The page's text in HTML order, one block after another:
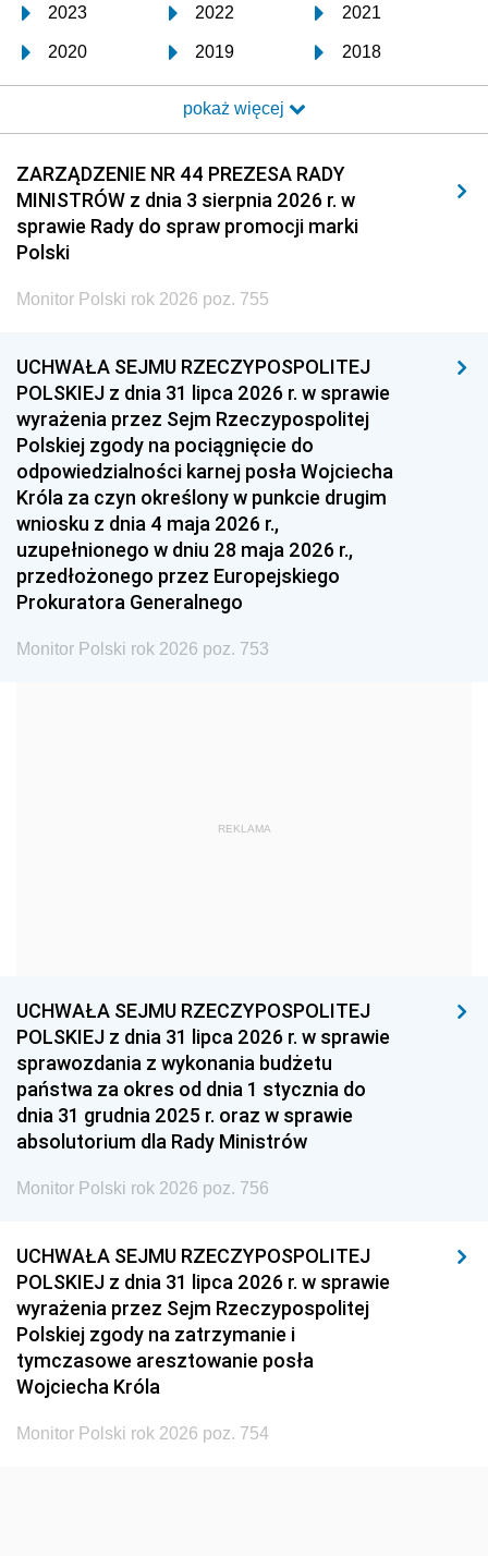
2023 2022 2021
2020 2019 2018
2017 2016 2015
2014 2013 2012
2011 2010 2009
2008 2007 2006
2005
1996 1995 1994
1993 1992 1991
1990 1989
1987 1986 1985
1984 1983
1981 1980 1979
1978 1977
1975 1974
1959
1939 1938 1937
1936 1930
pokaż więcej
ZARZĄDZENIE NR 44 PREZESA RADY
MINISTRÓW z dnia 3 sierpnia 2026 r. w
sprawie Rady do spraw promocji marki
Polski
Monitor Polski rok 2026 poz. 755
UCHWAŁA SEJMU RZECZYPOSPOLITEJ
POLSKIEJ z dnia 31 lipca 2026 r. w sprawie
wyrażenia przez Sejm Rzeczypospolitej
Polskiej zgody na pociągnięcie do
odpowiedzialności karnej posła Wojciecha
Króla za czyn określony w punkcie drugim
wniosku z dnia 4 maja 2026 r.,
uzupełnionego w dniu 28 maja 2026 r.,
przedłożonego przez Europejskiego
Prokuratora Generalnego
Monitor Polski rok 2026 poz. 753
REKLAMA
UCHWAŁA SEJMU RZECZYPOSPOLITEJ
POLSKIEJ z dnia 31 lipca 2026 r. w sprawie
sprawozdania z wykonania budżetu
państwa za okres od dnia 1 stycznia do
dnia 31 grudnia 2025 r. oraz w sprawie
absolutorium dla Rady Ministrów
Monitor Polski rok 2026 poz. 756
UCHWAŁA SEJMU RZECZYPOSPOLITEJ
POLSKIEJ z dnia 31 lipca 2026 r. w sprawie
wyrażenia przez Sejm Rzeczypospolitej
Polskiej zgody na zatrzymanie i
tymczasowe aresztowanie posła
Wojciecha Króla
Monitor Polski rok 2026 poz. 754